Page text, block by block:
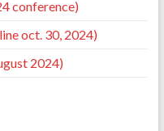
conference)
oct. 30, 2024)
2024)